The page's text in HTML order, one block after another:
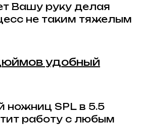
Вашу руку делая
не таким тяжелым
удобный
ножниц SPL в 5.5
работу с любым